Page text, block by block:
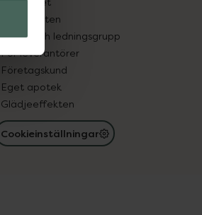
Samarbeten
Ägare och ledningsgrupp
För leverantörer
Företagskund
Eget apotek
Glädjeeffekten
Cookieinställningar